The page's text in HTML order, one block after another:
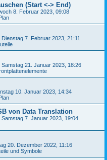
(Start <-> End)
8. Februar 2023, 09:08
Dienstag 7. Februar 2023, 21:11
Samstag 21. Januar 2023, 18:26
10. Januar 2023, 14:34
von Data Translation
Samstag 7. Januar 2023, 19:04
20. Dezember 2022, 11:16
und Symbole